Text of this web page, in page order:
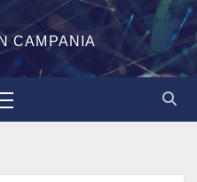
CAMPANIA